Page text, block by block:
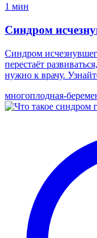
1 мин
Синдром
Синдром
перестаёт
нужно к врачу.
многоплодная-